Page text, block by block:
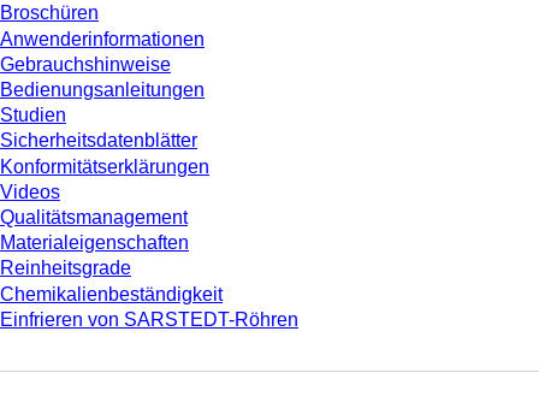
Broschüren
Anwenderinformationen
Gebrauchshinweise
Bedienungsanleitungen
Studien
Sicherheitsdatenblätter
Konformitätserklärungen
Videos
Qualitätsmanagement
Materialeigenschaften
Reinheitsgrade
Chemikalienbeständigkeit
Einfrieren von SARSTEDT-Röhren